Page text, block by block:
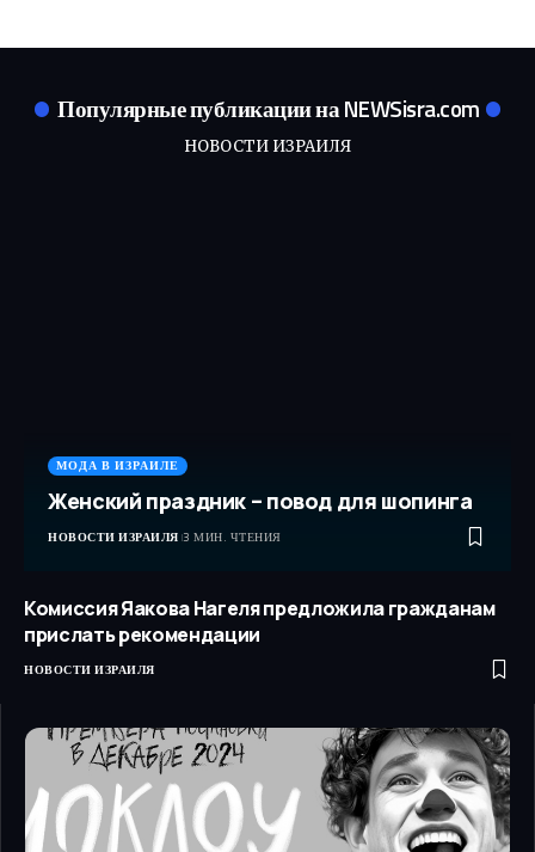
Популярные публикации на NEWSisra.com
НОВОСТИ ИЗРАИЛЯ
МОДА В ИЗРАИЛЕ
Женский праздник – повод для шопинга
НОВОСТИ ИЗРАИЛЯ 3 МИН. ЧТЕНИЯ
Комиссия Яакова Нагеля предложила гражданам
прислать рекомендации
НОВОСТИ ИЗРАИЛЯ